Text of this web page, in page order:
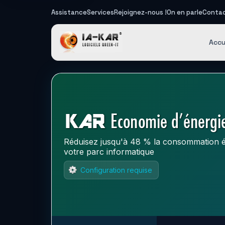
AssistanceServicesRejoignez-nous !On en parle
IA-KAR -
Réduisez jusqu'à 48 % la consommation
votre parc informatique
Configuration requise